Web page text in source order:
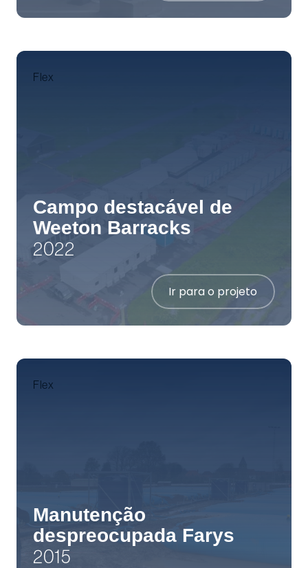
Campo destacável de
Weeton Barracks
2022
Flex
Ir para o projeto
Manutenção
despreocupada Farys
2015
Flex